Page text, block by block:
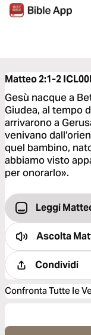
Matteo 2:1-2
Gesù nacque a
Giudea, al tempo
arrivarono a
venivano
quel bambino,
abbiamo visto
per onorarlo».
Leggi
Ascolta
Condividi
Confronta Tutte le